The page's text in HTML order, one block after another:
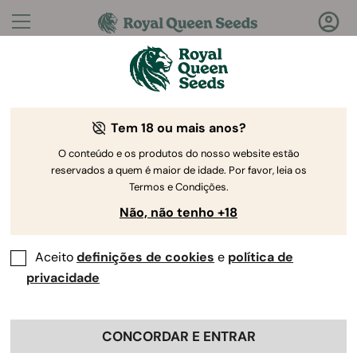
Perguntas?Respostas!
Bem-vindo ao Royal Queen Seeds Help Center
Help Center > Colaborações > Back
De que forma posso colaborar
com a Royal Queen Seeds
Tem 18 ou mais anos?
O conteúdo e os produtos do nosso website estão
reservados a quem é maior de idade. Por favor, leia os
Termos e Condições.
Não, não tenho +18
Aceitodefinições de cookies e política de
privacidade
CONCORDAR E ENTRAR